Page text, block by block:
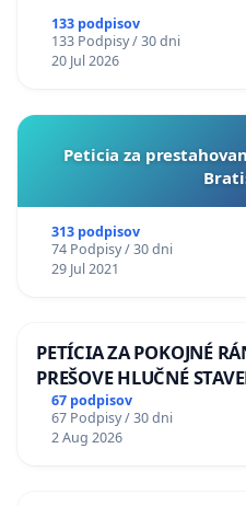
133 podpisov
133 Podpisy / 30 dni
20 Jul 2026
Peticia za
313 podpisov
74 Podpisy / 30 dni
29 Jul 2021
PETÍCIA ZA POKOJNÉ
PREŠOVE HLUČNÉ
LEN OD 9.00 DO 13.00
TÝŽDEŇ CIEĽ 8.00 –
KONTROLA STAVBY C-
67 podpisov
67 Podpisy / 30 dni
2 Aug 2026